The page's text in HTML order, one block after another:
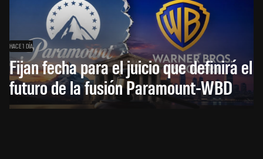
HACE 1 DÍA
Fijan fecha para el juicio que definirá el
futuro de la fusión Paramount-WBD